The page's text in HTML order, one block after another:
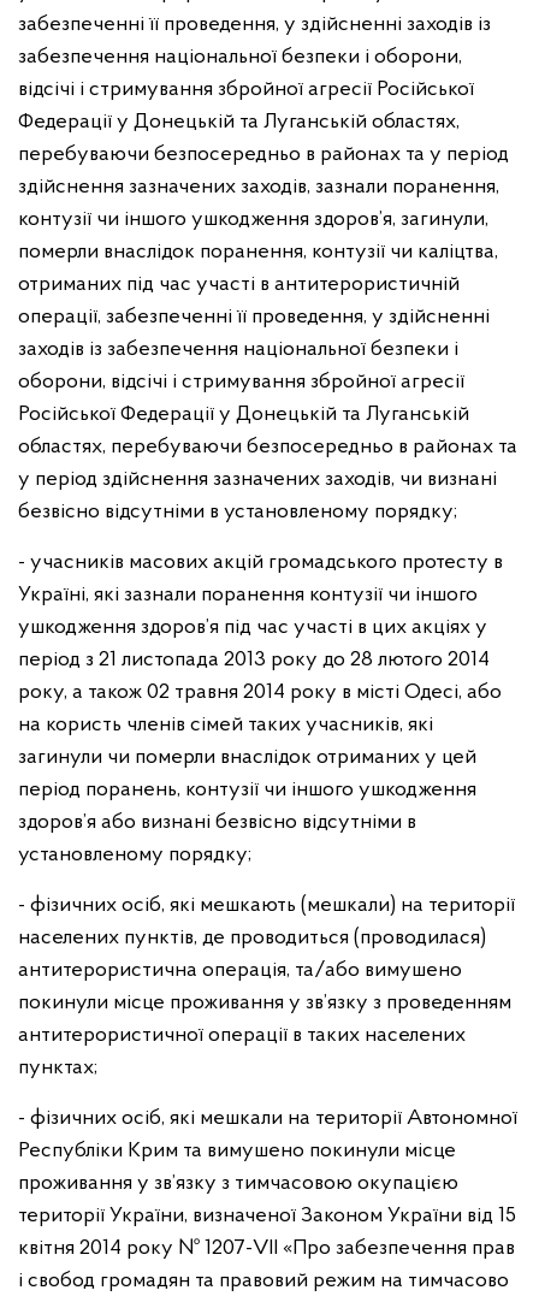
забезпеченні її проведення, у здійсненні заходів із
забезпечення національної безпеки і оборони,
відсічі і стримування збройної агресії Російської
Федерації у Донецькій та Луганській областях,
перебуваючи безпосередньо в районах та у період
здійснення зазначених заходів, зазнали поранення,
контузії чи іншого ушкодження здоров’я, загинули,
померли внаслідок поранення, контузії чи каліцтва,
отриманих під час участі в антитерористичній
операції, забезпеченні її проведення, у здійсненні
заходів із забезпечення національної безпеки і
оборони, відсічі і стримування збройної агресії
Російської Федерації у Донецькій та Луганській
областях, перебуваючи безпосередньо в районах та
у період здійснення зазначених заходів, чи визнані
безвісно відсутніми в установленому порядку;
- учасників масових акцій громадського протесту в
Україні, які зазнали поранення контузії чи іншого
ушкодження здоров’я під час участі в цих акціях у
період з 21 листопада 2013 року до 28 лютого 2014
року, а також 02 травня 2014 року в місті Одесі, або
на користь членів сімей таких учасників, які
загинули чи померли внаслідок отриманих у цей
період поранень, контузії чи іншого ушкодження
здоров’я або визнані безвісно відсутніми в
установленому порядку;
- фізичних осіб, які мешкають (мешкали) на території
населених пунктів, де проводиться (проводилася)
антитерористична операція, та/або вимушено
покинули місце проживання у зв’язку з проведенням
антитерористичної операції в таких населених
пунктах;
- фізичних осіб, які мешкали на території Автономної
Республіки Крим та вимушено покинули місце
проживання у зв’язку з тимчасовою окупацією
території України, визначеної Законом України від 15
квітня 2014 року № 1207-VII «Про забезпечення прав
і свобод громадян та правовий режим на тимчасово